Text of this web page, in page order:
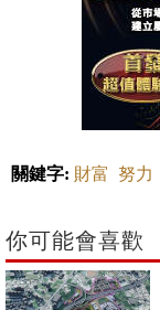
關鍵字: 財富 努力
你可能會喜歡